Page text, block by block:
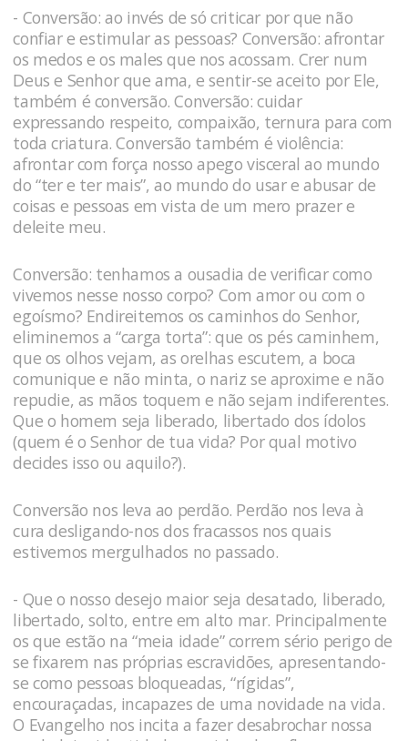
- Conversão: ao invés de só criticar por que não
confiar e estimular as pessoas? Conversão: afrontar
os medos e os males que nos acossam. Crer num
Deus e Senhor que ama, e sentir-se aceito por Ele,
também é conversão. Conversão: cuidar
expressando respeito, compaixão, ternura para com
toda criatura. Conversão também é violência:
afrontar com força nosso apego visceral ao mundo
do “ter e ter mais”, ao mundo do usar e abusar de
coisas e pessoas em vista de um mero prazer e
deleite meu.
Conversão: tenhamos a ousadia de verificar como
vivemos nesse nosso corpo? Com amor ou com o
egoísmo? Endireitemos os caminhos do Senhor,
eliminemos a “carga torta”: que os pés caminhem,
que os olhos vejam, as orelhas escutem, a boca
comunique e não minta, o nariz se aproxime e não
repudie, as mãos toquem e não sejam indiferentes.
Que o homem seja liberado, libertado dos ídolos
(quem é o Senhor de tua vida? Por qual motivo
decides isso ou aquilo?).
Conversão nos leva ao perdão. Perdão nos leva à
cura desligando-nos dos fracassos nos quais
estivemos mergulhados no passado.
- Que o nosso desejo maior seja desatado, liberado,
libertado, solto, entre em alto mar. Principalmente
os que estão na “meia idade” correm sério perigo de
se fixarem nas próprias escravidões, apresentando-
se como pessoas bloqueadas, “rígidas”,
encouraçadas, incapazes de uma novidade na vida.
O Evangelho nos incita a fazer desabrochar nossa